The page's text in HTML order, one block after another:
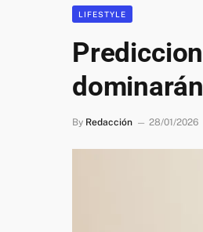
LIFESTYLE
dominarán
By Redacción 28/01/2026